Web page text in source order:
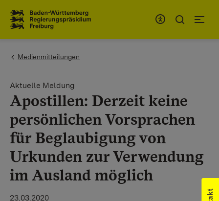
You are here:
Medienmitteilungen
Aktuelle Meldung
Apostillen: Derzeit keine
persönlichen Vorsprachen
für Beglaubigung von
Urkunden zur Verwendung
im Ausland möglich
23.03.2020